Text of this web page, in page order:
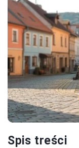
Spis treści